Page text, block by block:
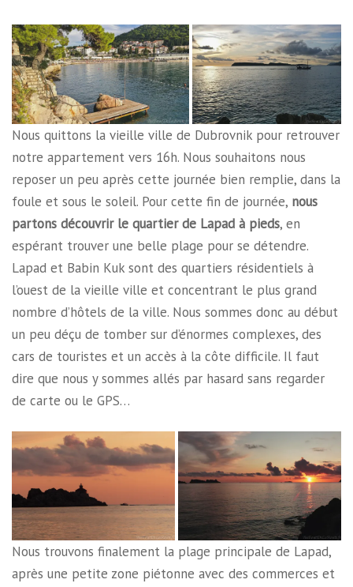
Nous quittons la vieille ville de Dubrovnik pour retrouver
notre appartement vers 16h. Nous souhaitons nous
reposer un peu après cette journée bien remplie, dans la
foule et sous le soleil. Pour cette fin de journée, nous
partons découvrir le quartier de Lapad à pieds, en
espérant trouver une belle plage pour se détendre.
Lapad et Babin Kuk sont des quartiers résidentiels à
l’ouest de la vieille ville et concentrant le plus grand
nombre d’hôtels de la ville. Nous sommes donc au début
un peu déçu de tomber sur d’énormes complexes, des
cars de touristes et un accès à la côte difficile. Il faut
dire que nous y sommes allés par hasard sans regarder
de carte ou le GPS…
Nous trouvons finalement la plage principale de Lapad,
après une petite zone piétonne avec des commerces et